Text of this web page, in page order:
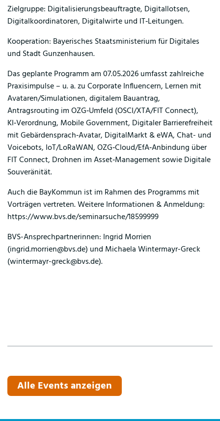
Zielgruppe: Digitalisierungsbeauftragte, Digitallotsen,
Digitalkoordinatoren, Digitalwirte und IT‑Leitungen.
Kooperation: Bayerisches Staatsministerium für Digitales
und Stadt Gunzenhausen.
Das geplante Programm am 07.05.2026 umfasst zahlreiche
Praxisimpulse – u. a. zu Corporate Influencern, Lernen mit
Avataren/Simulationen, digitalem Bauantrag,
Antragsrouting im OZG‑Umfeld (OSCI/XTA/FIT Connect),
KI‑Verordnung, Mobile Government, Digitaler Barrierefreiheit
mit Gebärdensprach‑Avatar, DigitalMarkt & eWA, Chat- und
Voicebots, IoT/LoRaWAN, OZG‑Cloud/EfA‑Anbindung über
FIT Connect, Drohnen im Asset‑Management sowie Digitale
Souveränität.
Auch die BayKommun ist im Rahmen des Programms mit
Vorträgen vertreten. Weitere Informationen & Anmeldung:
https://www.bvs.de/seminarsuche/18599999
BVS-Ansprechpartnerinnen: Ingrid Morrien
(ingrid.morrien@bvs.de) und Michaela Wintermayr-Greck
(wintermayr-greck@bvs.de).
Alle Events anzeigen